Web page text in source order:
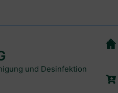
und Desinfektion